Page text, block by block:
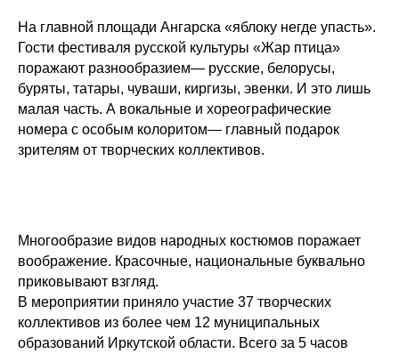
На главной площади Ангарска «яблоку негде упасть».
Гости фестиваля русской культуры «Жар птица»
поражают разнообразием— русские, белорусы,
буряты, татары, чуваши, киргизы, эвенки. И это лишь
малая часть. А вокальные и хореографические
номера с особым колоритом— главный подарок
зрителям от творческих коллективов.
Многообразие видов народных костюмов поражает
воображение. Красочные, национальные буквально
приковывают взгляд.
В мероприятии приняло участие 37 творческих
коллективов из более чем 12 муниципальных
образований Иркутской области. Всего за 5 часов